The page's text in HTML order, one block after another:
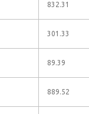
832.31
301.33
89.39
889.52